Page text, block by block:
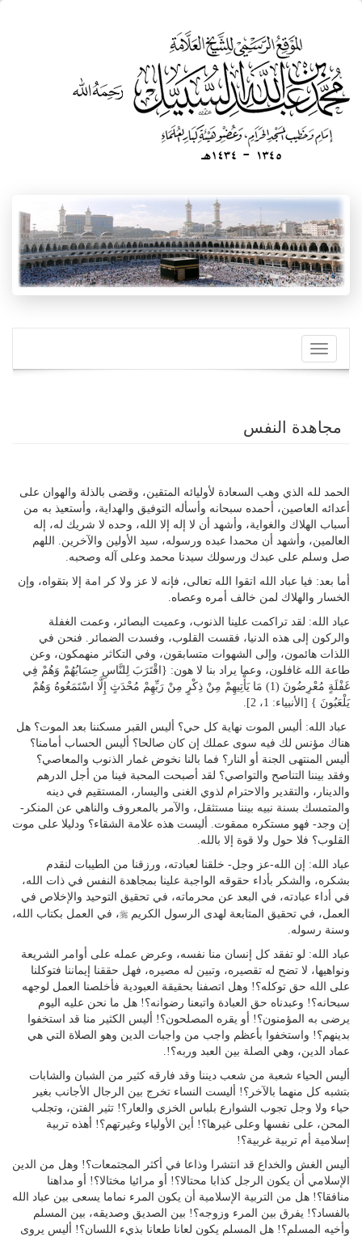
Toggle
navigation
مجاهدة النفس
الحمد لله الذي وهب السعادة لأوليائه المتقين، وقضى بالذلة والهوان على
أعدائه العاصين، أحمده سبحانه وأسأله التوفيق والهداية، وأستعيذ به من
أسباب الهلاك والغواية، وأشهد أن لا إله إلا الله، وحده لا شريك له، إله
العالمين، وأشهد أن محمدا عبده ورسوله، سيد الأولين والآخرين. اللهم
صل وسلم على عبدك ورسولك سيدنا محمد وعلى آله وصحبه.
أما بعد: فيا عباد الله اتقوا الله تعالى، فإنه لا عز ولا كر امة إلا بتقواه، وإن
الخسار والهلاك لمن خالف أمره وعصاه.
عباد الله: لقد تراكمت علينا الذنوب، وعميت البصائر، وعمت الغفلة
والركون إلى هذه الدنيا، فقست القلوب، وفسدت الضمائر. فنحن في
اللذات هائمون، وإلى الشهوات متسابقون، وفي التكاثر منهمكون، وعن
طاعة الله غافلون، وعما يراد بنا لا هون: {اقْتَرَبَ لِلنَّاسِ حِسَابُهُمْ وَهُمْ فِي
غَفْلَةٍ مُعْرِضُونَ (1) مَا يَأْتِيهِمْ مِنْ ذِكْرٍ مِنْ رَبِّهِمْ مُحْدَثٍ إِلَّا اسْتَمَعُوهُ وَهُمْ
يَلْعَبُونَ } [الأنبياء: 1، 2].
عباد الله: أليس الموت نهاية كل حي؟ أليس القبر مسكننا بعد الموت؟ هل
هناك مؤنس لك فيه سوى عملك إن كان صالحا؟ أليس الحساب أمامنا؟
أليس المنتهى الجنة أو النار؟ فما بالنا نخوض غمار الذنوب والمعاصي؟
وفقد بيننا التناصح والتواصي؟ لقد أصبحت المحبة فينا من أجل الدرهم
والدينار، والتقدير والاحترام لذوي الغنى واليسار، المستقيم في دينه
والمتمسك بسنة نبيه بيننا مستثقل، والآمر بالمعروف والناهي عن المنكر-
إن وجد- فهو مستكره ممقوت. أليست هذه علامة الشقاء؟ ودليلا على موت
القلوب؟ فلا حول ولا قوة إلا بالله.
عباد الله: إن الله-عز وجل- خلقنا لعبادته، ورزقنا من الطيبات لنقدم
بشكره، والشكر بأداء حقوقه الواجبة علينا بمجاهدة النفس في ذات الله،
في أداء عبادته، في البعد عن محرماته، في تحقيق التوحيد والإخلاص في
العمل، في تحقيق المتابعة لهدى الرسول الكريم r، في العمل بكتاب الله،
وسنة رسوله.
عباد الله: لو تفقد كل إنسان منا نفسه، وعرض عمله على أوامر الشريعة
ونواهيها، لا تضح له تقصيره، وتبين له مصيره، فهل حققنا إيماننا فتوكلنا
على الله حق توكله؟! وهل اتصفنا بحقيقة العبودية فأخلصنا العمل لوجهه
سبحانه؟! وعبدناه حق العبادة واتبعنا رضوانه؟! هل ما نحن عليه اليوم
يرضى به المؤمنون؟! أو يقره المصلحون؟! أليس الكثير منا قد استخفوا
بدينهم؟! واستخفوا بأعظم واجب من واجبات الدين وهو الصلاة التي هي
عماد الدين، وهي الصلة بين العبد وربه؟!.
أليس الحياء شعبة من شعب ديننا وقد فارقه كثير من الشبان والشابات
بتشبه كل منهما بالآخر؟! أليست النساء تخرج بين الرجال الأجانب بغير
حياء ولا وجل تجوب الشوارع بلباس الخزي والعار؟! تثير الفتن، وتجلب
المحن، على نفسها وعلى غيرها؟! أين الأولياء وغيرتهم؟! أهذه تربية
إسلامية أم تربية غربية؟!
أليس الغش والخداع قد انتشرا وذاعا في أكثر المجتمعات؟! وهل من الدين
الإسلامي أن يكون الرجل كذابا محتالا؟! أو مرائيا مختالا؟! أو مداهنا
منافقا؟! هل من التربية الإسلامية أن يكون المرء نماما يسعى بين عباد الله
بالفساد؟! يفرق بين المرء وزوجه؟! بين الصديق وصديقه، بين المسلم
وأخيه المسلم؟! هل المسلم يكون لعانا طعانا بذيء اللسان؟! أليس يروى